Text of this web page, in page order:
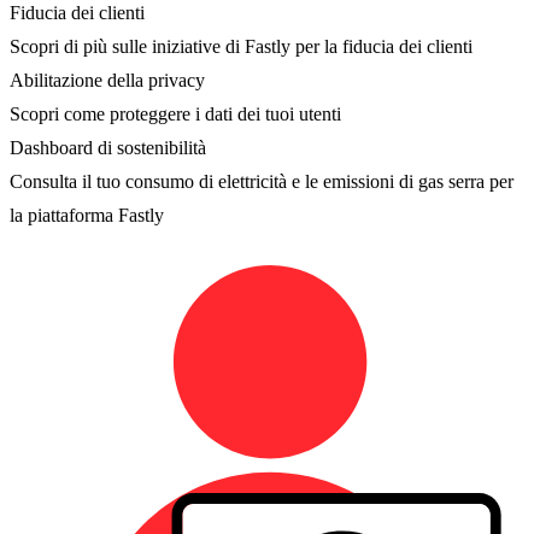
Fiducia dei clienti
Scopri di più sulle iniziative di Fastly per la fiducia dei clienti
Abilitazione della privacy
Scopri come proteggere i dati dei tuoi utenti
Dashboard di sostenibilità
Consulta il tuo consumo di elettricità e le emissioni di gas serra per
la piattaforma Fastly